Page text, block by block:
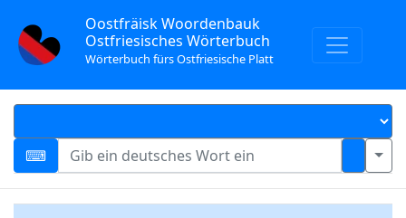
Oostfräisk Woordenbauk
Ostfriesisches Wörterbuch
Wörterbuch fürs Ostfriesische Platt